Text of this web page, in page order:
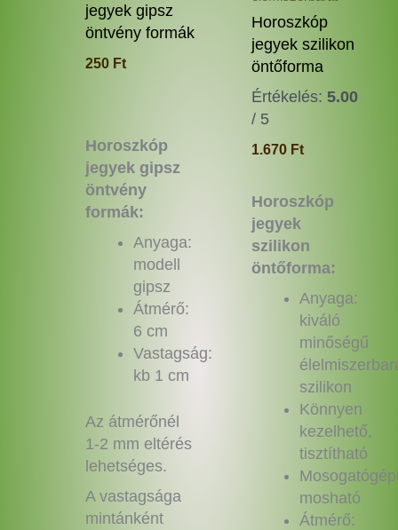
jegyek gipsz
öntvény formák
250 Ft
Horoszkóp
jegyek gipsz
öntvény
formák:
Anyaga:
modell
gipsz
Átmérő:
6 cm
Vastagság:
kb 1 cm
Az átmérőnél
1-2 mm eltérés
lehetséges.
A vastagsága
mintánként
választhatókHoroszkóp
jegyek szilikon
öntőforma
Értékelés: 5.00
/ 5
1.670 Ft
Horoszkóp
jegyek
szilikon
öntőforma:
Anyaga:
kiváló
minőségű
szilikon
Könnyen
kezelhető,
tisztítható
mosható
Átmérő: